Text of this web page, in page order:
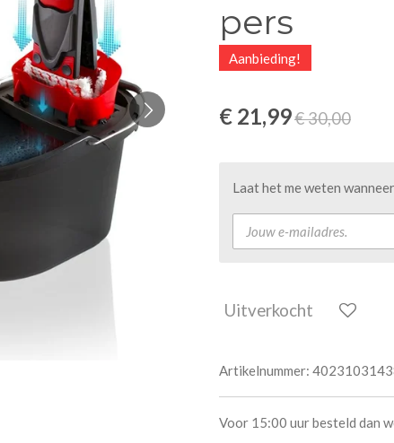
pers
Aanbieding!
€ 21,99€ 30,00
Laat het me weten
Uitverkocht
Artikelnummer:
Voor 15:00 uur besteld dan